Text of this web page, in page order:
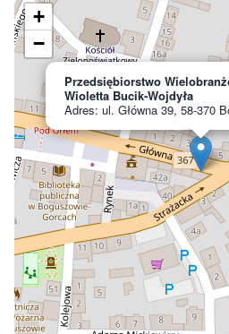
Przedsiębiorstwo
Wioletta Bucik-Wojdyła
Adres: ul. Główna 39, 58-370
+
−